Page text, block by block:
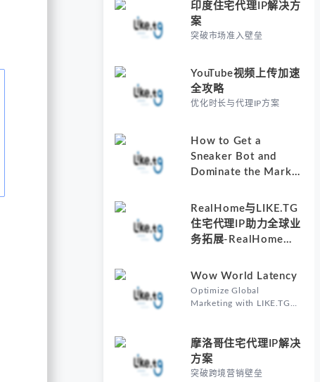
印度住宅代理IP解决方
案
突破市场准入壁垒
YouTube视频上传加速
全攻略
优化时长与代理IP方案
How to Get a
Sneaker Bot and
Dominate the Market
Proxies-Why
Understanding How
to Get a Sneaker Bot
RealHome与LIKE.TG
住宅代理IP助力全球业
务拓展-RealHome
Solutions Inc的核心价
值
Wow World Latency
Optimize Global
Marketing with LIKE.TG
Marketing
摩洛哥住宅代理IP解决
方案
突破跨境营销壁垒